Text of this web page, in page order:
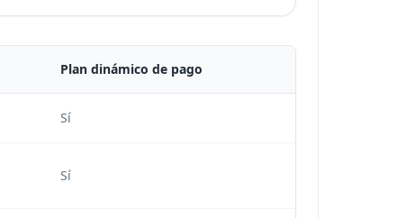
Plan dinámico de pago
Sí
Sí